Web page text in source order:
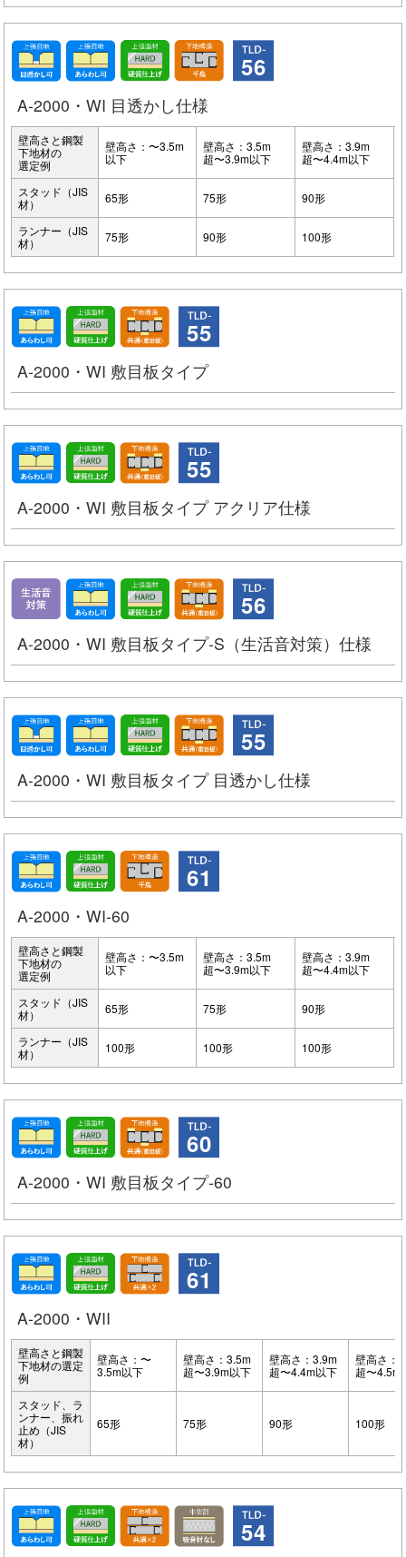
A-2000・WI 目透かし仕様
56
壁高さと鋼製
下地材の
選定例
壁高さ：〜3.5m
以下
壁高さ：3.5m
超〜3.9m以下
壁高さ：3.9m
超〜4.4m以下
スタッド（JIS
材）
65形 75形 90形
ランナー（JIS
材）
75形 90形 100形
A-2000・WI 敷目板タイプ
55
A-2000・WI 敷目板タイプ アクリア仕様
55
A-2000・WI 敷目板タイプ-S（生活音対策）仕様
56
A-2000・WI 敷目板タイプ 目透かし仕様
55
A-2000・WI-60
61
壁高さと鋼製
下地材の
選定例
壁高さ：〜3.5m
以下
壁高さ：3.5m
超〜3.9m以下
壁高さ：3.9m
超〜4.4m以下
スタッド（JIS
材）
65形 75形 90形
ランナー（JIS
材）
100形 100形 100形
A-2000・WI 敷目板タイプ-60
60
A-2000・WII
61
壁高さと鋼製
下地材の選定
例
壁高さ：〜
3.5m以下
壁高さ：3.5m
超〜3.9m以下
壁高さ：3.9m
超〜4.4m以下
壁高さ：
超〜4.5m
スタッド、ラ
ンナー、振れ
止め（JIS
材）
65形 75形 90形 100形
54